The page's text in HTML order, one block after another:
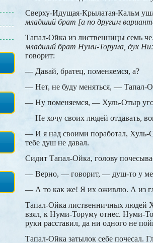
Сверху-Идущая-Крылатая-Кальм
младший брат [а по другим
Тапал-Ойка из лиственницы семь
младший брат Нуми-Торума, дух
говорит:
— Давай, братец, поменяемся, а?
— Нет, не буду меняться, — Тапал-
— Ну поменяемся, — Хуль-Отыр
— Не хочу своих людей отдавать,
— И я над своими поработал,
тебе душ не давал.
Сидит Тапал-Ойка, голову
— Верно, — говорит, — душ-то у
— А то как же! Я их оживлю. А из
Тапал-Ойка лиственничных людей
взял, к Нуми-Торуму отнес. Нуми-
руки расставил, да ни одного не
Тапал-Ойка затылок себе почесал.